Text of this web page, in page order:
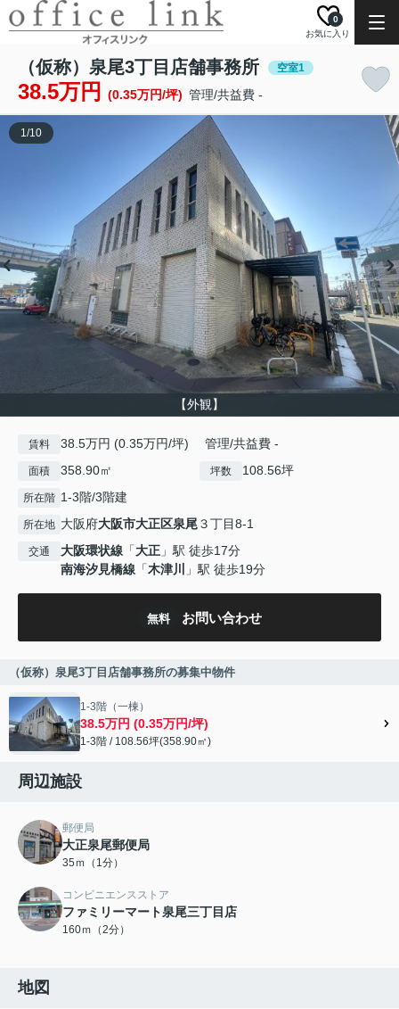
お気に入り
0
（仮称）泉尾3丁目店舗事務所 空室1
38.5万円 (0.35万円/坪) 管理/共益費 -
【外観】
1/10
賃料 38.5万円 (0.35万円/坪) 管理/共益費 -
面積 358.90㎡ 坪数 108.56坪
所在階 1-3階/3階建
所在地 大阪府大阪市大正区泉尾３丁目8-1
交通 大阪環状線 「大正 」駅 徒歩17分
南海汐見橋線 「木津川 」駅 徒歩19分
無料 お問い合わせ
（仮称）泉尾3丁目店舗事務所の募集中物件
1-3階（一棟）
38.5万円 (0.35万円/坪)
1-3階 / 108.56坪(358.90㎡)
周辺施設
郵便局
大正泉尾郵便局
35ｍ（1分）
コンビニエンスストア
ファミリーマート泉尾三丁目店
160ｍ（2分）
地図